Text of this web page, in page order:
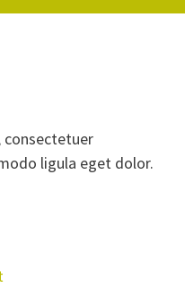
ligula eget dolor.